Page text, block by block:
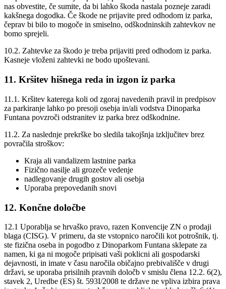
nas obvestite, če sumite, da bi lahko škoda nastala pozneje zaradi
kakšnega dogodka. Če škode ne prijavite pred odhodom iz parka,
čeprav bi bilo to mogoče in smiselno, odškodninskih zahtevkov ne
bomo sprejeli.
10.2. Zahtevke za škodo je treba prijaviti pred odhodom iz parka.
Kasneje vloženi zahtevki ne bodo upoštevani.
11. Kršitev hišnega reda in izgon iz parka
11.1. Kršitev katerega koli od zgoraj navedenih pravil in predpisov
za parkiranje lahko po presoji osebja in/ali vodstva Dinoparka
Funtana povzroči odstranitev iz parka brez odškodnine.
11.2. Za naslednje prekrške bo sledila takojšnja izključitev brez
povračila stroškov:
Kraja ali vandalizem lastnine parka
Fizično nasilje ali grozeče vedenje
nadlegovanje drugih gostov ali osebja
Uporaba prepovedanih snovi
12. Končne določbe
12.1 Uporablja se hrvaško pravo, razen Konvencije ZN o prodaji
blaga (CISG). V primeru, da ste vstopnico naročili kot potrošnik, tj.
ste fizična oseba in pogodbo z Dinoparkom Funtana sklepate za
namen, ki ga ni mogoče pripisati vaši poklicni ali gospodarski
dejavnosti, in imate v času naročila običajno prebivališče v drugi
državi, se uporaba prisilnih pravnih določb v smislu člena 12.2. 6(2),
stavek 2, Uredbe (ES) št. 593I/2008 te države ne vpliva izbira prava